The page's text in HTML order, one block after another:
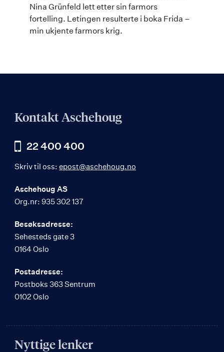
Nina Grünfeld lett etter sin farmors
fortelling. Letingen resulterte i boka Frida –
min ukjente farmors krig.
Kontakt Aschehoug
22 400 400
Skriv til oss: epost@aschehoug.no
Aschehoug AS
Org.nr: 935 302 137
Besøksadresse:
Sehesteds gate 3
0164 Oslo
Postadresse:
Postboks 363 Sentrum
0102 Oslo
Nyttige lenker